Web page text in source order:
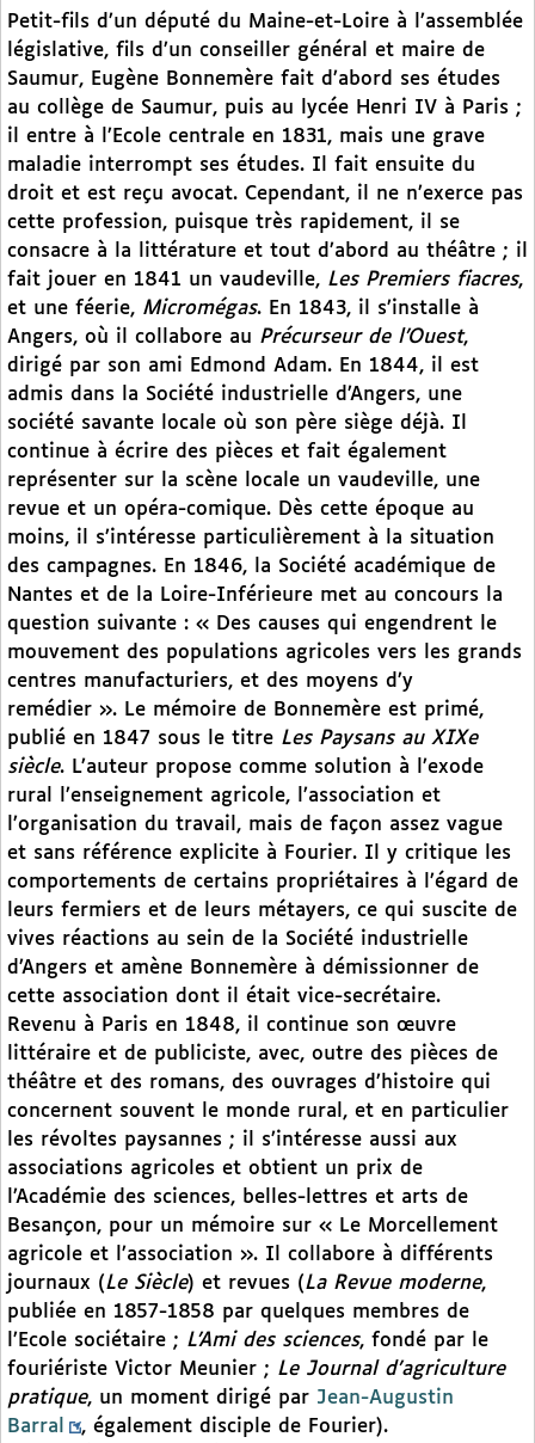
Petit-fils d’un député du Maine-et-Loire à l’assemblée
législative, fils d’un conseiller général et maire de
Saumur, Eugène Bonnemère fait d’abord ses études
au collège de Saumur, puis au lycée Henri IV à Paris ;
il entre à l’Ecole centrale en 1831, mais une grave
maladie interrompt ses études. Il fait ensuite du
droit et est reçu avocat. Cependant, il ne n’exerce pas
cette profession, puisque très rapidement, il se
consacre à la littérature et tout d’abord au théâtre ; il
fait jouer en 1841 un vaudeville, Les Premiers fiacres,
et une féerie, Micromégas. En 1843, il s’installe à
Angers, où il collabore au Précurseur de l’Ouest,
dirigé par son ami Edmond Adam. En 1844, il est
admis dans la Société industrielle d’Angers, une
société savante locale où son père siège déjà. Il
continue à écrire des pièces et fait également
représenter sur la scène locale un vaudeville, une
revue et un opéra-comique. Dès cette époque au
moins, il s’intéresse particulièrement à la situation
des campagnes. En 1846, la Société académique de
Nantes et de la Loire-Inférieure met au concours la
question suivante : « Des causes qui engendrent le
mouvement des populations agricoles vers les grands
centres manufacturiers, et des moyens d’y
remédier ». Le mémoire de Bonnemère est primé,
publié en 1847 sous le titre Les Paysans au XIXe
siècle. L’auteur propose comme solution à l’exode
rural l’enseignement agricole, l’association et
l’organisation du travail, mais de façon assez vague
et sans référence explicite à Fourier. Il y critique les
comportements de certains propriétaires à l’égard de
leurs fermiers et de leurs métayers, ce qui suscite de
vives réactions au sein de la Société industrielle
d’Angers et amène Bonnemère à démissionner de
cette association dont il était vice-secrétaire.
Revenu à Paris en 1848, il continue son œuvre
littéraire et de publiciste, avec, outre des pièces de
théâtre et des romans, des ouvrages d’histoire qui
concernent souvent le monde rural, et en particulier
les révoltes paysannes ; il s’intéresse aussi aux
associations agricoles et obtient un prix de
l’Académie des sciences, belles-lettres et arts de
Besançon, pour un mémoire sur « Le Morcellement
agricole et l’association ». Il collabore à différents
journaux (Le Siècle) et revues (La Revue moderne,
publiée en 1857-1858 par quelques membres de
l’Ecole sociétaire ; L’Ami des sciences, fondé par le
fouriériste Victor Meunier ; Le Journal d’agriculture
pratique, un moment dirigé par Jean-Augustin
Barral
, également disciple de Fourier).